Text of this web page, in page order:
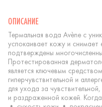
ОПИСАНИЕ
Термальная вода Avène с
успокаивает кожу и
подтверждены
Протестированная
является ключевым
гиперчувствительной и
для ухода за
и раздраженной кожей.